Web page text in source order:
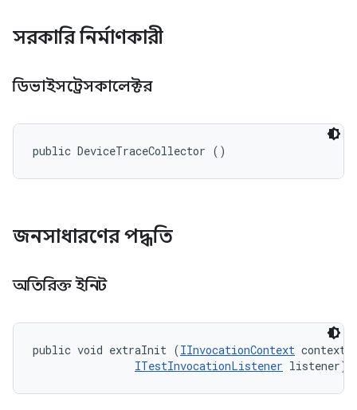
সরকারি নির্মাণকারী
ডিভাইসট্রেসকালেক্টর
public DeviceTraceCollector ()
জনসাধারণের পদ্ধতি
অতিরিক্ত ইনিট
public void extraInit (IInvocationContext
ITestInvocationListener listener)